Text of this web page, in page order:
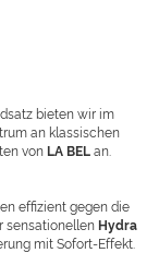
bieten wir im
an klassischen
von LA BELan.
effizient gegen die
sensationellen Hydra
mit Sofort-Effekt.